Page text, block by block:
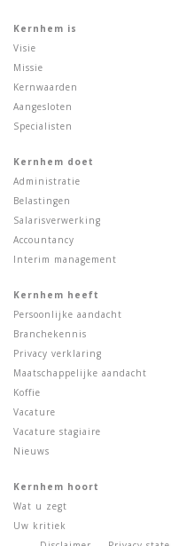
Kernhem is
Visie
Missie
Kernwaarden
Aangesloten
Specialisten
Kernhem doet
Administratie
Belastingen
Salarisverwerking
Accountancy
Interim management
Kernhem heeft
Persoonlijke aandacht
Branchekennis
Privacy verklaring
Maatschappelijke aandacht
Koffie
Vacature
Vacature stagiaire
Nieuws
Kernhem hoort
Wat u zegt
Uw kritiek